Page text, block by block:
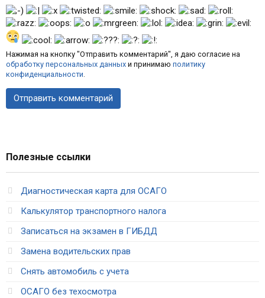
Нажимая на кнопку "Отправить комментарий", я даю согласие на
обработку персональных данных и принимаю политику
конфиденциальности
Полезные ссылки
Диагностическая карта для ОСАГО
Калькулятор транспортного налога
Записаться на экзамен в ГИБДД
Замена водительских прав
Снять автомобиль с учета
ОСАГО без техосмотра